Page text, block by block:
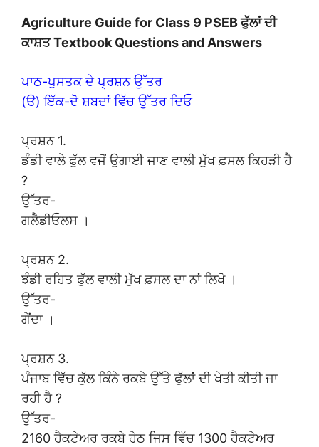
Agriculture Guide for Class 9 PSEB ਫੁੱਲਾਂ ਦੀ
ਕਾਸ਼ਤ Textbook Questions and Answers
ਪਾਠ-ਪੁਸਤਕ ਦੇ ਪ੍ਰਸ਼ਨ ਉੱਤਰ
(ੳ) ਇੱਕ-ਦੋ ਸ਼ਬਦਾਂ ਵਿੱਚ ਉੱਤਰ ਦਿਓ
ਪ੍ਰਸ਼ਨ 1.
ਡੰਡੀ ਵਾਲੇ ਫੁੱਲ ਵਜੋਂ ਉਗਾਈ ਜਾਣ ਵਾਲੀ ਮੁੱਖ ਫ਼ਸਲ ਕਿਹੜੀ ਹੈ
?
ਉੱਤਰ-
ਗਲੈਡੀਓਲਸ ।
ਪ੍ਰਸ਼ਨ 2.
ਝੰਡੀ ਰਹਿਤ ਫੁੱਲ ਵਾਲੀ ਮੁੱਖ ਫ਼ਸਲ ਦਾ ਨਾਂ ਲਿਖੋ ।
ਉੱਤਰ-
ਗੇਂਦਾ ।
ਪ੍ਰਸ਼ਨ 3.
ਪੰਜਾਬ ਵਿੱਚ ਕੁੱਲ ਕਿੰਨੇ ਰਕਬੇ ਉੱਤੇ ਫੁੱਲਾਂ ਦੀ ਖੇਤੀ ਕੀਤੀ ਜਾ
ਰਹੀ ਹੈ ?
ਉੱਤਰ-
2160 ਹੈਕਟੇਅਰ ਰਕਬੇ ਹੇਠ ਜਿਸ ਵਿੱਚ 1300 ਹੈਕਟੇਅਰ